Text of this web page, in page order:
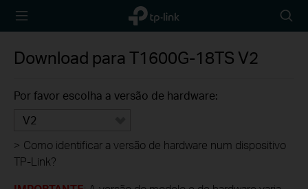
TP-Link,
Reliably
icon
Download para T1600G-18TS V2
Por favor escolha a versão de hardware:
V2
> Como identificar a versão de hardware num dispositivo
TP-Link?